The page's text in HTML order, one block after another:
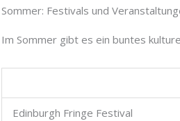
Sommer: Festivals und
Im Sommer gibt es ein buntes
Edinburgh Fringe Festival